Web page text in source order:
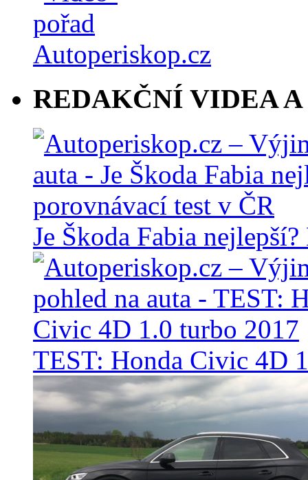
REDAKČNÍ VIDEA A
Je Škoda Fabia
TEST: Honda Civic 4D